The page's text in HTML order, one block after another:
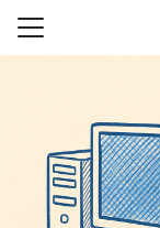
Skip
(ไม่มีชื่อ)
านบัญชี
ช่วยสำคัญในการ